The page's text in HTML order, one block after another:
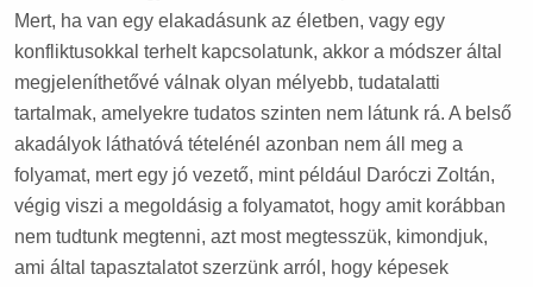
Mert, ha van egy elakadásunk az életben, vagy egy
konfliktusokkal terhelt kapcsolatunk, akkor a módszer által
megjeleníthetővé válnak olyan mélyebb, tudatalatti
tartalmak, amelyekre tudatos szinten nem látunk rá. A belső
akadályok láthatóvá tételénél azonban nem áll meg a
folyamat, mert egy jó vezető, mint például Daróczi Zoltán,
végig viszi a megoldásig a folyamatot, hogy amit korábban
nem tudtunk megtenni, azt most megtesszük, kimondjuk,
ami által tapasztalatot szerzünk arról, hogy képesek